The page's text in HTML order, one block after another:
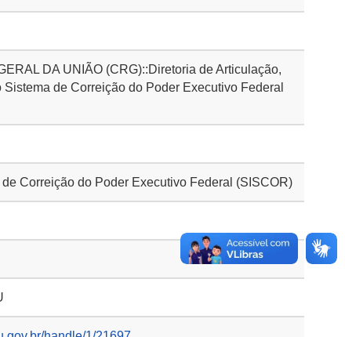
DA UNIÃO (CRG)::Diretoria de Articulação,
de Correição do Poder Executivo Federal
Correição do Poder Executivo Federal (SISCOR)